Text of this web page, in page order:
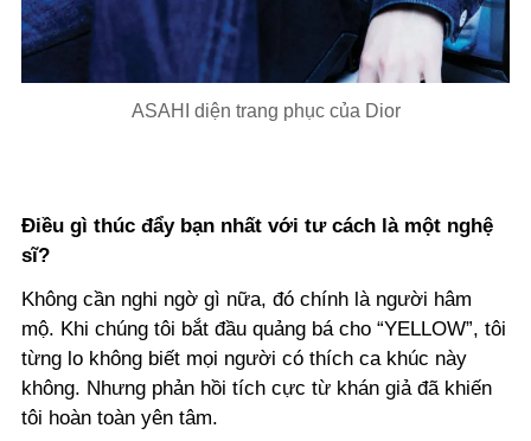
ASAHI diện trang phục của Dior
Điều gì thúc đẩy bạn nhất với tư cách là một nghệ
sĩ?
Không cần nghi ngờ gì nữa, đó chính là người hâm
mộ. Khi chúng tôi bắt đầu quảng bá cho “YELLOW”, tôi
từng lo không biết mọi người có thích ca khúc này
không. Nhưng phản hồi tích cực từ khán giả đã khiến
tôi hoàn toàn yên tâm.